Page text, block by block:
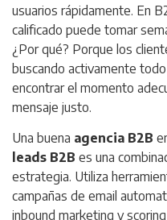
usuarios rápidamente. En
calificado puede tomar
¿Por qué? Porque los
buscando activamente
encontrar el momento
mensaje justo.
Una buena agencia B2B
leads B2B es una
estrategia. Utiliza
campañas de email
inbound marketing y